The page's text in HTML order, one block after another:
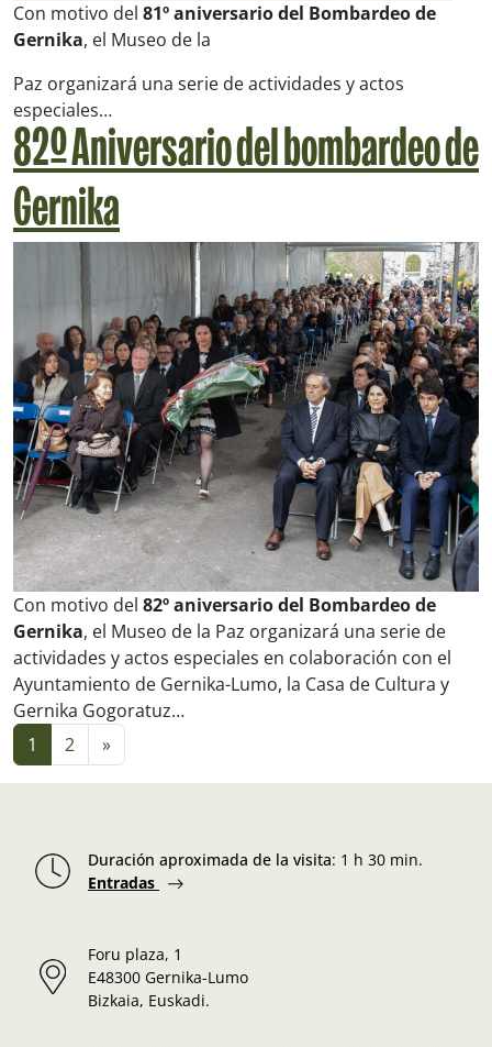
Con motivo del 81º aniversario del Bombardeo de
Gernika, el Museo de la
Paz organizará una serie de actividades y actos
especiales…
82º Aniversario del bombardeo de
Gernika
Con motivo del 82º aniversario del Bombardeo de
Gernika, el Museo de la Paz organizará una serie de
actividades y actos especiales en colaboración con el
Ayuntamiento de Gernika-Lumo, la Casa de Cultura y
Gernika Gogoratuz…
Navegación de entradas
1 2 »
Duración aproximada de la visita: 1 h 30 min.
Entradas
Foru plaza, 1
E48300 Gernika-Lumo
Bizkaia, Euskadi.